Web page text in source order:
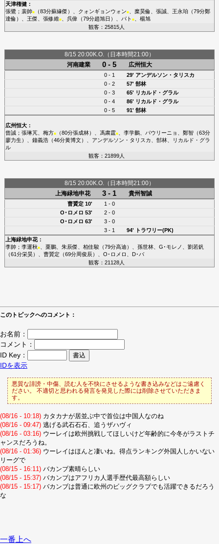
天津権健：
張鷺； 裴帥■（83分蘇緣傑 ）、 クォンギョンウォン■、 糜昊倫 張誠、 王永珀（79分鄭
達倫 ）、 王傑 張修維■、 呉偉 （79分趙旭日 ）、 パト ■、 楊旭
観客：25815人
8/15 20:00K.O.（日本時間21:00）
河南建業
0 - 5 広州恒大
0 - 1 29' アンデルソン・タリスカ
0 - 2
57' 郜林
0 - 3
65' リカルド・グラル
0 - 4
86' リカルド・グラル
0 - 5
91' 郜林
広州恒大：
曾誠； 張琳芃、 梅方■（80分張成林）、 馮粛霆■、 李学鵬、 パウリーニョ 鄭智（63分
廖力生 ）、 鐘義浩（46分黄博文）、 アンデルソン・タリスカ 郜林、
リカルド・グラ
ル
観客：21899人
8/15 20:00K.O.（日本時間21:00）
上海緑地申花
3 - 1 貴州智誠
曹贇定10'
1 - 0
O･ロメロ 53'
2 - 0
O･ロメロ 63'
3 - 0
3 - 1
94'
トラワリー(PK)
上海緑地申花：
李帥； 李運秋■、 栗鵬、 朱辰傑 柏佳駿 （79分高迪 ）、 孫世林、 G･モレノ
劉若釩
（61分栄昊）、 曹贇定 （69分周俊辰 ）、 O･ロメロ
D･バ
観客：21128人
このトピックへのコメント：
お名前：
コメント：
ID Key：
IDを表示
悪質な誹謗・中傷、読む人を不快にさせるような書き込みなどはご遠慮く
ださい。 不適切と思われる発言を発見した際には削除させていただきま
す。
(08/16 - 10:18) カタカナが居並ぶ中で首位は中国人なのね
(08/16 - 09:47) 逃げる武石石石、追うザハヴィ
(08/16 - 03:16) ウーレイは欧州挑戦してほしいけど年齢的に今冬がラストチ
ャンスだろうね。
(08/16 - 01:36) ウーレイはほんと凄いね。得点ランキング外国人しかいない
リーグで
(08/15 - 16:11) バカンブ素晴らしい
(08/15 - 15:37) バカンブはアフリカ人選手歴代最高額らしい
(08/15 - 15:17) バカンブは普通に欧州のビッグクラブでも活躍できるだろう
な
一番上へ